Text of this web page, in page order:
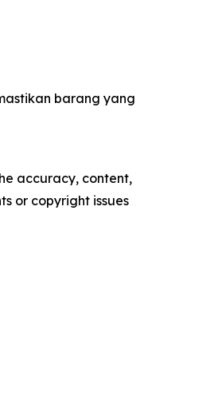
barang yang
accuracy, content,
or copyright issues